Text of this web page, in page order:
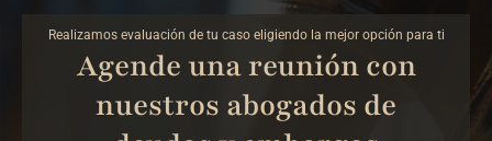
Realizamos evaluación de tu caso eligiendo la mejor opción para ti
Agende una reunión con
nuestros abogados de